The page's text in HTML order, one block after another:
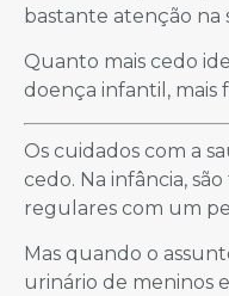
bastante atenção na
Quanto mais cedo
doença infantil, mais
Os cuidados com a
cedo. Na infância,
regulares com um
Mas quando o
urinário de meninos